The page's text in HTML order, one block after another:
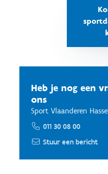
Heb je nog een
ons
Sport Vlaanderen
011 30 08 00
Stuur een bericht